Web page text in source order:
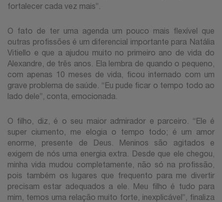
fortalecer cada vez mais”.
O fato de ter uma agenda um pouco mais flexível que
outras profissões é um diferencial importante para Natália
Vitiello e que a ajudou muito no primeiro ano de vida do
Alexandre, de três anos. Ela lembra de quando o pequeno,
com apenas 10 meses de vida, ficou internado com um
grave problema de saúde. “Eu pude ficar o tempo todo ao
lado dele”, conta, emocionada.
O filho, diz, é o seu maior admirador e parceiro. “Ele é
super ciumento, me elogia o tempo todo; é um amor
enorme, presente de Deus. Meninos são agitados e
exigem de nós uma energia extra. Desde que ele chegou,
minha vida mudou completamente, não só na profissão,
pois também os lugares que frequento para me divertir
precisam estar adequados a ele. Meu filho é tudo para
mim, temos uma relação muito forte, inexplicável”, finaliza